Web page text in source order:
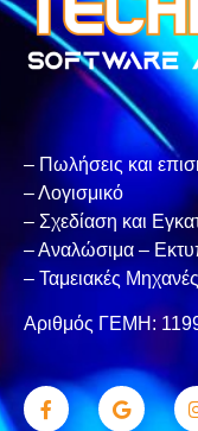
– Πωλήσεις και
– Λογισμικό
– Σχεδίαση και
– Αναλώσιμα –
– Ταμειακές Μηχανές
Αριθμός ΓΕΜΗ: